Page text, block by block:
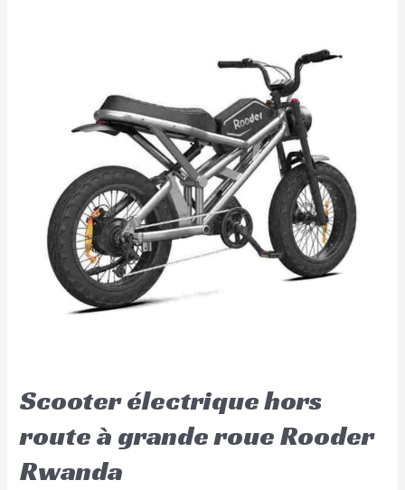
Scooter électrique hors
route à grande roue Rooder
Rwanda